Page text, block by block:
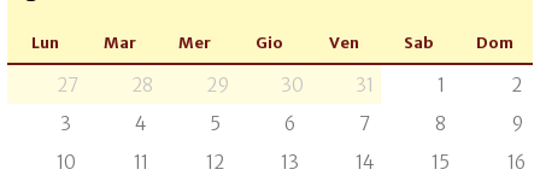
Lun Mar Mer Gio Ven Sab Dom
27 28 29 30 31 1
2
3
4 5 6 7 8
9
10
11 12 13 14 15
16